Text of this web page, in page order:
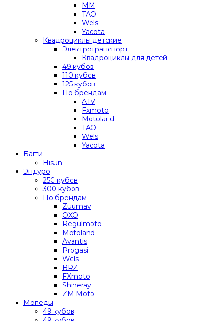
MM
TAO
Wels
Yacota
Квадроциклы детские
Электротранспорт
Квадроциклы для детей
49 кубов
110 кубов
125 кубов
По брендам
ATV
Fxmoto
Motoland
TAO
Wels
Yacota
Багги
Hisun
Эндуро
250 кубов
300 кубов
По брендам
Zuumav
OXO
Regulmoto
Motoland
Avantis
Progasi
Wels
BRZ
FXmoto
Shineray
ZM Moto
Мопеды
49 кубов